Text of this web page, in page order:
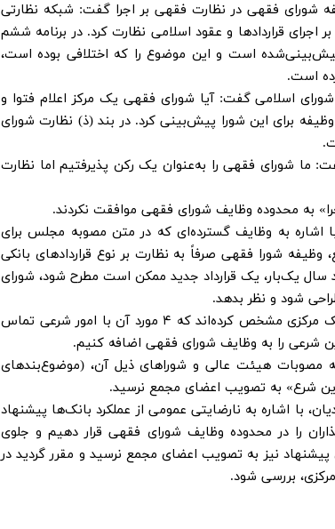
شورای فقهی در نظارت فقهی بر اجرا گفت: شبکه نظارتی
قراردادها و عقود اسلامی نظارت کرد. در برنامه ششم
است و این موضوع را که اختلافی بوده است،
است.
اسلامی گفت: آیا شورای فقهی یک مرکز اعلام فتوا و
برای این شورا پیش‌بینی کرد. در بند (ذ) نظارت شورای
ما شورای فقهی را به‌عنوان یک رکن پذیرفتیم اما نظارت
به محدوده وظایف شورای فقهی موافقت نکردند.
اشاره به وظایف گسترده‌ای که در متن مصوبه مجلس برای
شورا فقهی صرفاً به نظارت بر نوع قراردادهای بانکی
است و هرچند سال یک‌بار، یک قرارداد جدید ممکن است مطرح شود، شورای
شود و نظر بدهد.
وی افزود: در طرح بانک مرکزی ۱۷ وظیفه برای هیئت عالی بانک مرکزی مشخص کرده‌اند که ۴ مورد آن با امور شرعی تماس
شرعی را به وظایف شورای فقهی اضافه کنیم.
مصوبات هیئت عالی و شوراهای ذیل آن، (موضوع‌بندهای
با اشاره به نارضایتی عمومی از عملکرد بانک‌ها پیشنهاد
را در محدوده وظایف شورای فقهی قرار دهیم و جلوی
نیز به تصویب اعضای مجمع نرسید و مقرر گردید در